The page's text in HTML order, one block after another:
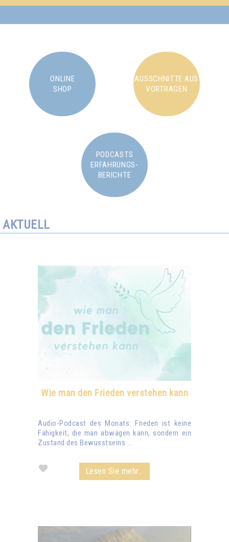
ONLINE
SHOP
AUSSCHNITTE AUS
VORTRÄGEN
PODCASTS
ERFAHRUNGS-
BERICHTE
AKTUELL
Wie man den Frieden verstehen kann
Audio-Podcast des Monats: Frieden ist keine
Fähigkeit, die man abwägen kann, sondern ein
Zustand des Bewusstseins ...
Lesen Sie mehr...